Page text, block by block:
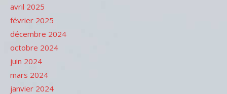
avril 2025
février 2025
décembre 2024
octobre 2024
juin 2024
mars 2024
janvier 2024